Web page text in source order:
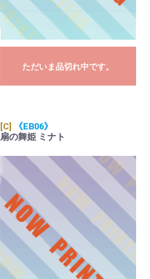
ただいま品切れ中です。
[C]
《EB06》
扇の舞姫 ミナト